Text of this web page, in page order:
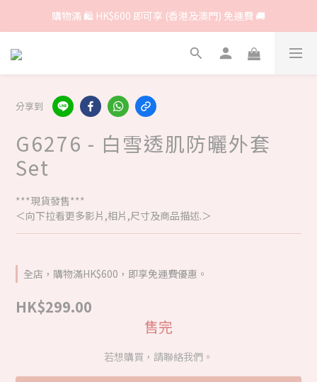
購物滿 🛍 HK$600 即可享 (香港及澳門) 免運費 🚚
分享到
G6276 - 白雪透肌防曬外套
Set
***現貨發售***
＜向下拉看更多影片,相片,尺寸及商品描述.＞
全店，購物滿HK$600，即享免運費優惠。
HK$299.00
售完
若想購買，請聯絡我們。